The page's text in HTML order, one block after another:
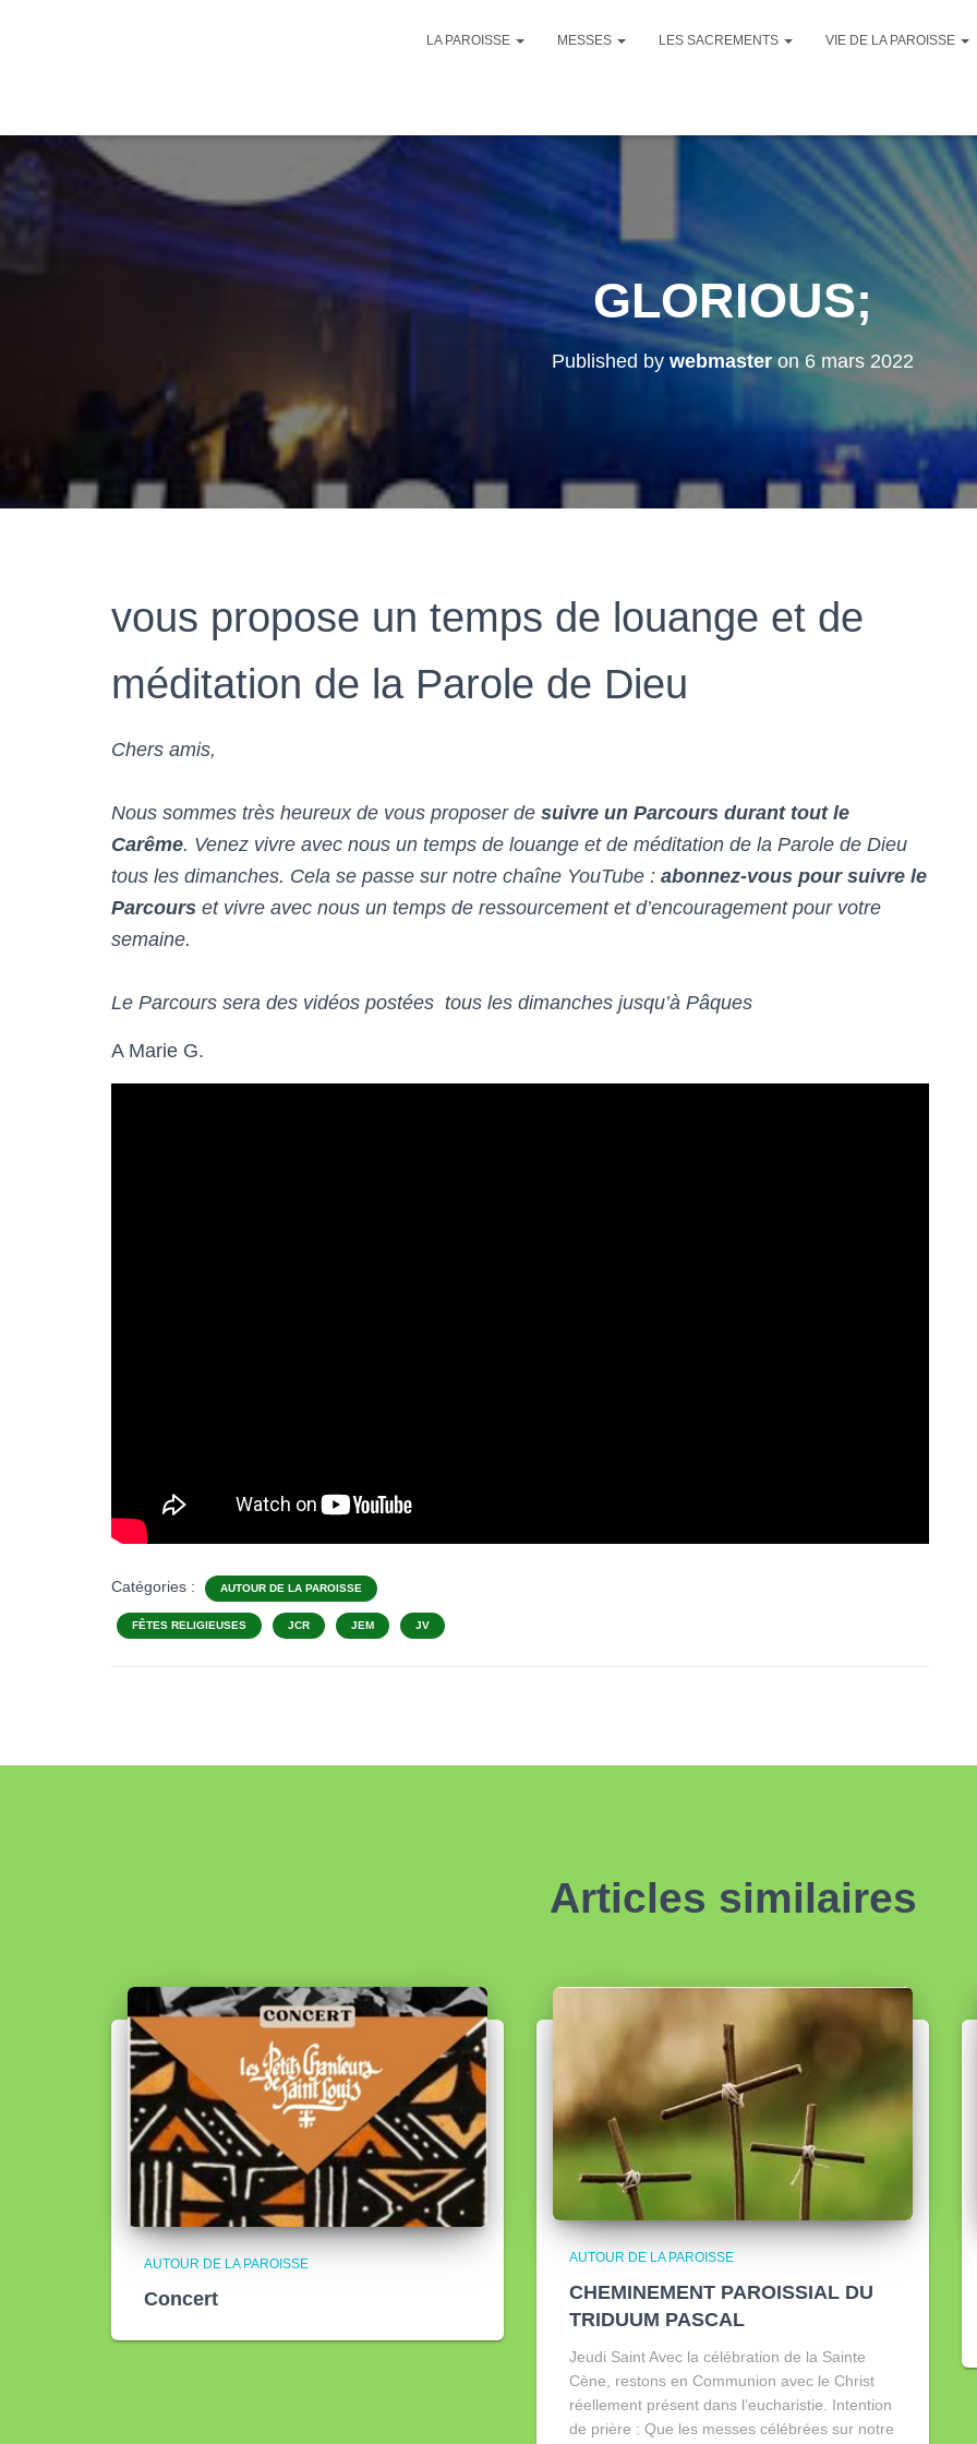
LA PAROISSE MESSES LES SACREMENTS VIE DE LA PAROISSE
GLORIOUS;
Published by webmasteron6 mars 2022
vous propose un temps de louange et de
méditation de la Parole de Dieu
Chers amis,
Nous sommes très heureux de vous proposer de suivre un Parcours durant tout le
Carême. Venez vivre avec nous un temps de louange et de méditation de la Parole de Dieu
tous les dimanches. Cela se passe sur notre chaîne YouTube : abonnez-vous pour suivre le
Parcours et vivre avec nous un temps de ressourcement et d’encouragement pour votre
semaine.
Le Parcours sera des vidéos postées tous les dimanches jusqu’à Pâques
A Marie G.
Catégories : AUTOUR DE LA PAROISSE
FÊTES RELIGIEUSES JCR JEM JV
Articles similaires
AUTOUR DE LA PAROISSE
Concert
AUTOUR DE LA PAROISSE
CHEMINEMENT PAROISSIAL DU
TRIDUUM PASCAL
Jeudi Saint Avec la célébration de la Sainte
Cène, restons en Communion avec le Christ
réellement présent dans l’eucharistie. Intention
de prière : Que les messes célébrées sur notre